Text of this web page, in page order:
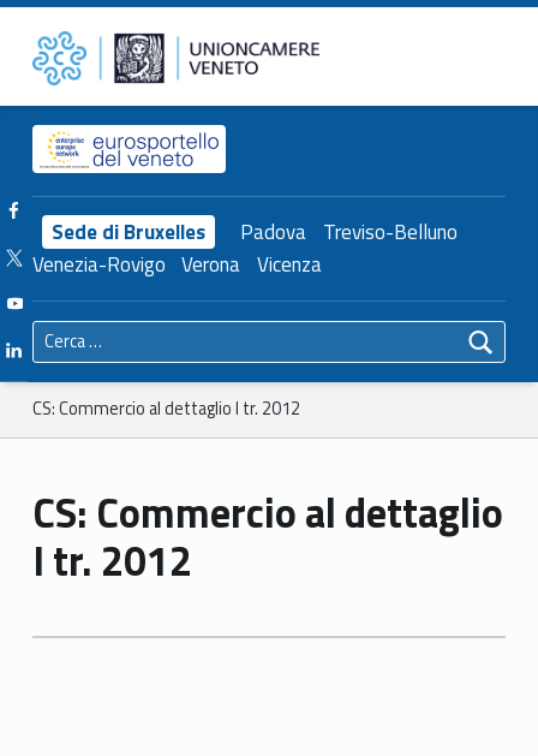
CS: Commercio al dettaglio I tr. 2012 – Unioncamere del Veneto Unioncamere del Veneto
Header info sidebar
Sede di Bruxelles Padova Treviso-Belluno
Venezia-Rovigo Verona Vicenza
Facebook Unioncamere Veneto
Twitter Unioncamere Veneto
Youtube Unioncamere Veneto
Linkedin Unioncamere Veneto
Ricerca per:
Breadcrumbs navigation
CS: Commercio al dettaglio I tr. 2012
CS: Commercio al dettaglio
I tr. 2012